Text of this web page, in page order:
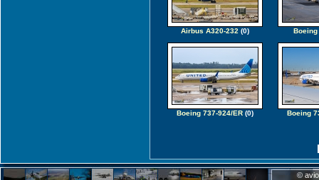
Airbus A320-232 (0) Boeing
Boeing 737-924/ER (0) Boeing
©